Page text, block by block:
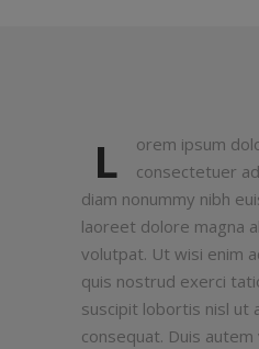
L
orem ipsum
consectetuer
diam nonummy nibh
laoreet dolore magna
volutpat. Ut wisi enim
quis nostrud exerci
suscipit lobortis nisl ut
consequat. Duis